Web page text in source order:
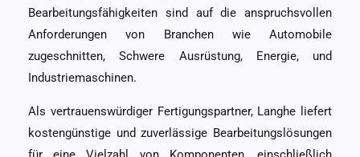
Bearbeitungsfähigkeiten sind auf die anspruchsvollen
Anforderungen von Branchen wie Automobile
zugeschnitten, Schwere Ausrüstung, Energie, und
Industriemaschinen.
Als vertrauenswürdiger Fertigungspartner, Langhe liefert
kostengünstige und zuverlässige Bearbeitungslösungen